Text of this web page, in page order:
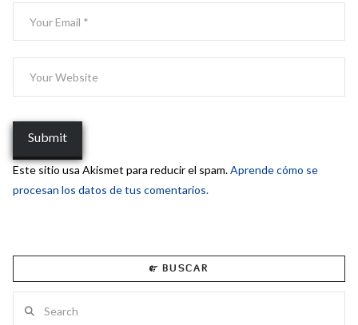
Este sitio usa Akismet para reducir el spam.Aprende cómo se
procesan los datos de tus comentarios.
BUSCAR